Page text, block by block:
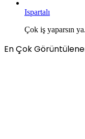
Ispartalı
Çok iş yaparsın
En Çok